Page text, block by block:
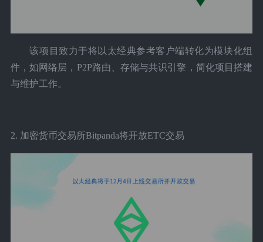
该项目致力于将以太经典参考客户端转化为模块化组
件，如网络层，P2P路由、存储与共识引擎，简化项目搭建
与维护工作。
2. 加密货币交易所Bitpanda将开放ETC交易